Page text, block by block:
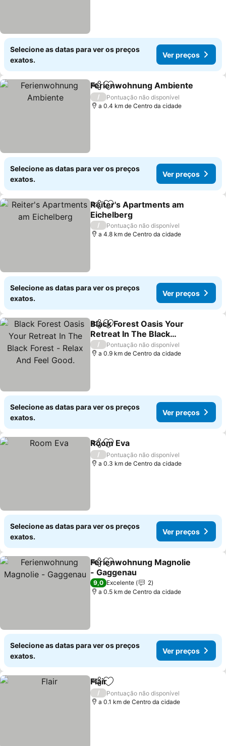
Selecione as datas para ver os preços
exatos.
Ver preços
PartilharAdicionar aos favoritos
Ferienwohnung Ambiente
/
Pontuação não disponível
a 0.4 km de Centro da cidade
Selecione as datas para ver os preços
exatos.
Ver preços
PartilharAdicionar aos favoritos
Reiter's Apartments am
Eichelberg
Ver preços
/
Pontuação não disponível
a 4.8 km de Centro da cidade
Selecione as datas para ver os preços
exatos.
Ver preços
PartilharAdicionar aos favoritos
Black Forest Oasis Your
Retreat In The Black
Forest - Relax And Feel
Good.
Ver preços
/
Pontuação não disponível
a 0.9 km de Centro da cidade
Selecione as datas para ver os preços
exatos.
Ver preços
PartilharAdicionar aos favoritos
Room Eva
/
Pontuação não disponível
a 0.3 km de Centro da cidade
Selecione as datas para ver os preços
exatos.
Ver preços
PartilharAdicionar aos favoritos
Ferienwohnung Magnolie
- Gaggenau
Ver preços
9,0 Excelente
2
a 0.5 km de Centro da cidade
Selecione as datas para ver os preços
exatos.
Ver preços
PartilharAdicionar aos favoritos
Flair
/
Pontuação não disponível
a 0.1 km de Centro da cidade